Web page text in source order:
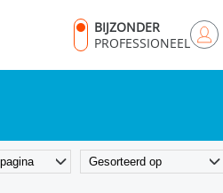
BIJZONDER
PROFESSIONEEL